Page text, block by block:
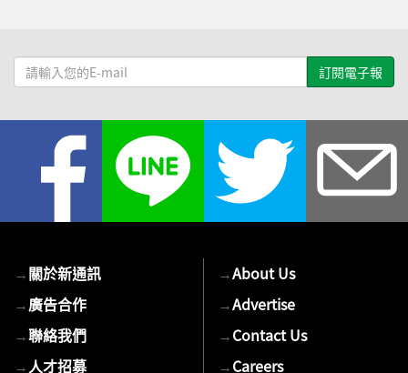
請
輸
→關於新通訊
→廣告合作
→聯絡我們
→人才招募
→About Us
→Advertise
→Contact Us
→Careers